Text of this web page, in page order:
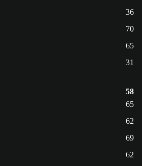
36
70
65
31
58
65
62
69
62